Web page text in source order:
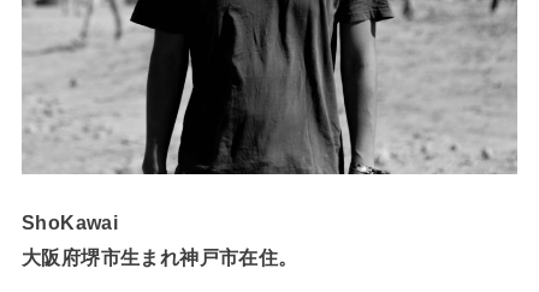
ShoKawai
大阪府堺市生まれ神戸市在住。